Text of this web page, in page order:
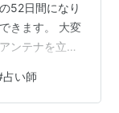
52日間になり
きます。 大変
ンテナを立て
ーワードは
直感 蛇は地を
占い師